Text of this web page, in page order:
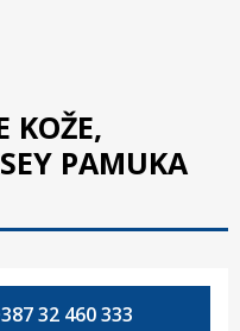
KOŽE,
PAMUKA
32 460 333